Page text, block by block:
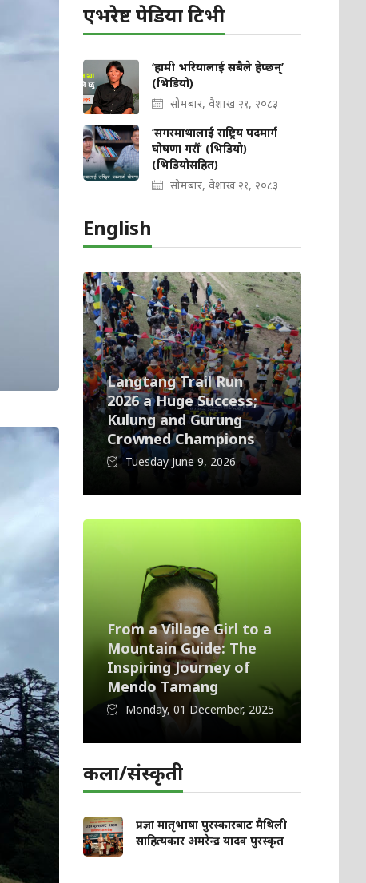
एभरेष्ट पेडिया टिभी
‘हामी भरियालाई सबैले हेप्छन्’
(भिडियो)
सोमबार, वैशाख २१, २०८३
‘सगरमाथालाई राष्ट्रिय पदमार्ग
घोषणा गरौं’ (भिडियो)
(भिडियोसहित)
सोमबार, वैशाख २१, २०८३
English
Langtang Trail Run
2026 a Huge Success;
Kulung and Gurung
Crowned Champions
Tuesday June 9, 2026
From a Village Girl to a
Mountain Guide: The
Inspiring Journey of
Mendo Tamang
Monday, 01 December, 2025
कला/संस्कृती
प्रज्ञा मातृभाषा पुरस्कारबाट मैथिली
साहित्यकार अमरेन्द्र यादव पुरस्कृत